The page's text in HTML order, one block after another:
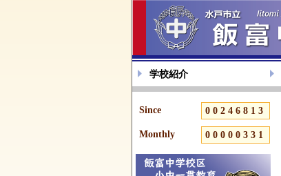
学校紹介
Since 00246813
Monthly 00000331